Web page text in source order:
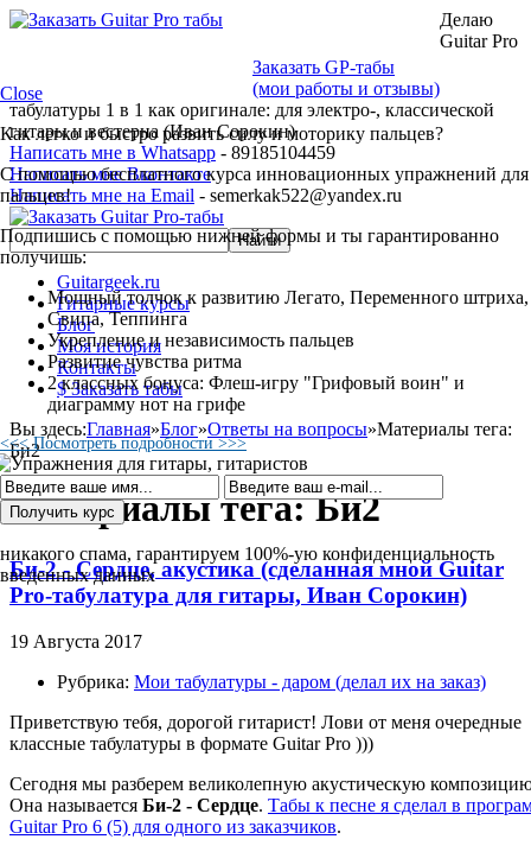
Заказать GP-табы
(мои работы и отзывы)
Делаю
Guitar Pro
табулатуры 1 в 1 как оригинале: для электро-, классической
гитары и вестерна (Иван Сорокин)
Написать мне в Whatsapp - 89185104459
Написать мне Вконтакте
Написать мне на Email - semerkak522@yandex.ru
Guitargeek.ru
Гитарные курсы
Блог
Моя история
Контакты
$ Заказать табы
Вы здесь:Главная»Блог»Ответы на вопросы»Материалы тега:
Би2
Материалы тега: Би2
Би-2 - Сердце, акустика (сделанная мной Guitar
Pro-табулатура для гитары, Иван Сорокин)
19 Августа 2017
Рубрика: Мои табулатуры - даром (делал их на заказ)
Приветствую тебя, дорогой гитарист! Лови от меня очередные
классные табулатуры в формате Guitar Pro )))
Сегодня мы разберем великолепную акустическую
Она называется Би-2 - Сердце. Табы к песне я сделал в
Guitar Pro 6 (5) для одного из заказчиков.
Close
Как легко и быстро развить силу и моторику пальцев?
С помощью бесплатного курса инновационных упражнений для
пальцев!
Подпишись с помощью нижней формы и ты гарантированно
получишь:
Мощный толчок к развитию Легато, Переменного штриха,
Свипа, Теппинга
Укрепление и независимость пальцев
Развитие чувства ритма
2 классных бонуса: Флеш-игру "Грифовый воин" и
диаграмму нот на грифе
<<< Посмотреть подробности >>>
никакого спама, гарантируем 100%-ую конфиденциальность
введенных данных